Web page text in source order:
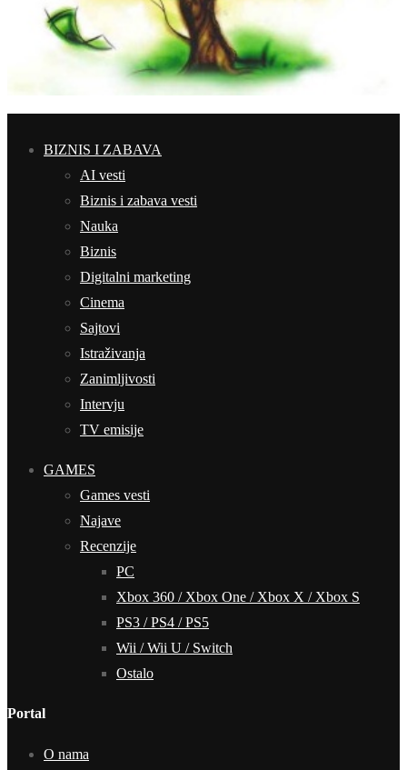
BIZNIS I ZABAVA
AI vesti
Biznis i zabava vesti
Nauka
Biznis
Digitalni marketing
Cinema
Sajtovi
Istraživanja
Zanimljivosti
Intervju
TV emisije
GAMES
Games vesti
Najave
Recenzije
PC
Xbox 360 / Xbox One / Xbox X / Xbox S
PS3 / PS4 / PS5
Wii / Wii U / Switch
Ostalo
Portal
O nama